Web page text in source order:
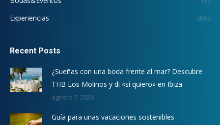
Experiencias
(69)
Recent Posts
¿Sueñas con una boda frente al mar? Descubre
THB Los Molinos y di «sí quiero» en Ibiza
agosto 7, 2026
Guía para unas vacaciones sostenibles